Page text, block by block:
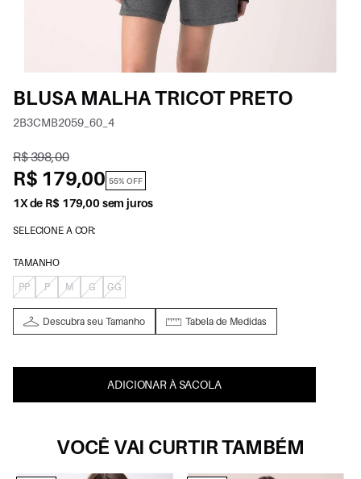
BLUSA MALHA TRICOT PRETO
2B3CMB2059_60_4
R$ 398,00
R$ 179,00 55% OFF
1X de R$ 179,00 sem juros
SELECIONE A COR:
TAMANHO
PP
P M G GG
Descubra seu Tamanho Tabela de Medidas
ADICIONAR À SACOLA
VOCÊ VAI CURTIR TAMBÉM